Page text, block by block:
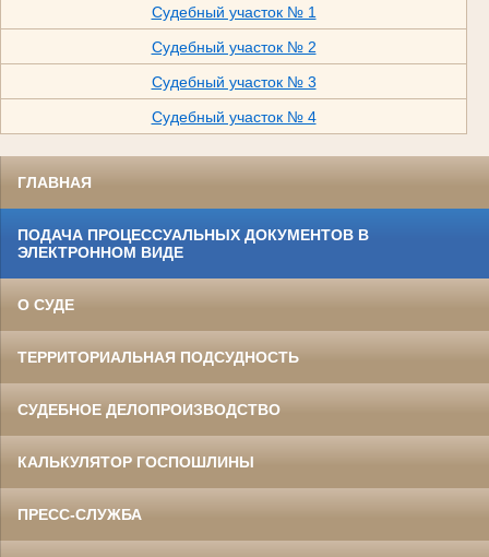
Судебный участок № 1
Судебный участок № 2
Судебный участок № 3
Судебный участок № 4
ГЛАВНАЯ
ПОДАЧА ПРОЦЕССУАЛЬНЫХ ДОКУМЕНТОВ В
ЭЛЕКТРОННОМ ВИДЕ
О СУДЕ
ТЕРРИТОРИАЛЬНАЯ ПОДСУДНОСТЬ
СУДЕБНОЕ ДЕЛОПРОИЗВОДСТВО
КАЛЬКУЛЯТОР ГОСПОШЛИНЫ
ПРЕСС-СЛУЖБА